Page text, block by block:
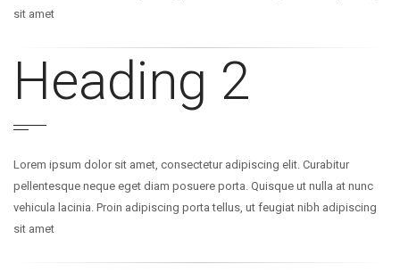
sit amet
Heading 2
Lorem ipsum dolor sit amet, consectetur adipiscing elit. Curabitur
pellentesque neque eget diam posuere porta. Quisque ut nulla at nunc
vehicula lacinia. Proin adipiscing porta tellus, ut feugiat nibh adipiscing
sit amet